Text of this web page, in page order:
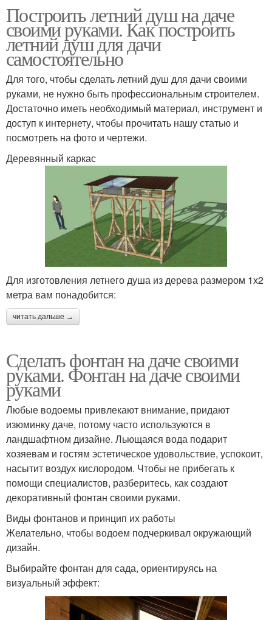
Построить летний душ на даче
своими руками. Как построить
летний душ для дачи
самостоятельно
Для того, чтобы сделать летний душ для дачи своими
руками, не нужно быть профессиональным строителем.
Достаточно иметь необходимый материал, инструмент и
доступ к интернету, чтобы прочитать нашу статью и
посмотреть на фото и чертежи.
Деревянный каркас
Для изготовления летнего душа из дерева размером 1х2
метра вам понадобится:
читать дальше →
Сделать фонтан на даче своими
руками. Фонтан на даче своими
руками
Любые водоемы привлекают внимание, придают
изюминку даче, потому часто используются в
ландшафтном дизайне. Льющаяся вода подарит
хозяевам и гостям эстетическое удовольствие, успокоит,
насытит воздух кислородом. Чтобы не прибегать к
помощи специалистов, разберитесь, как создают
декоративный фонтан своими руками.
Виды фонтанов и принцип их работы
Желательно, чтобы водоем подчеркивал окружающий
дизайн.
Выбирайте фонтан для сада, ориентируясь на
визуальный эффект: